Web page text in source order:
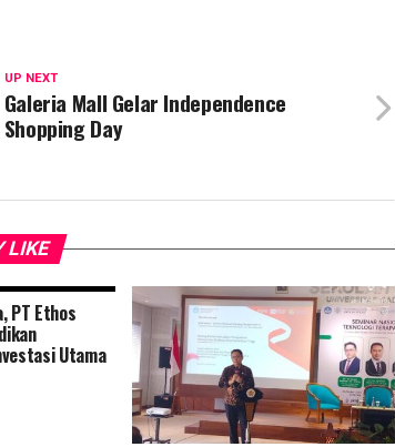
UP NEXT
Galeria Mall Gelar Independence
Shopping Day
LIKE
PT Ethos
Utama